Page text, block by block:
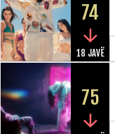
74
18 JAVË
75